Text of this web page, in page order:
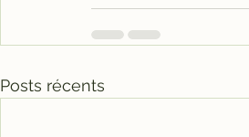
Posts récents